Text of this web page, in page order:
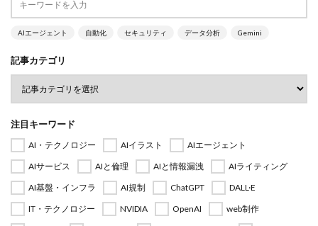
AIエージェント 自動化 セキュリティ データ分析 Gemini
記事カテゴリ
注目キーワード
AI・テクノロジー AIイラスト
AIエージェント
AIサービス
AIと倫理 AIと情報漏洩
AIライティング
AI基盤・インフラ
AI規制 ChatGPT
DALL·E
IT・テクノロジー
NVIDIA OpenAI
web制作